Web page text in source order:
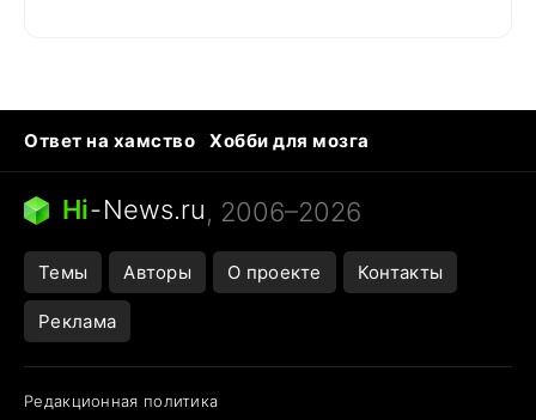
Ответ на хамство
Хобби для мозга
Бензин 100 и 95
Тунцы в океанариуме
Следующая пандемия
Hi-News.ru, 2006–2026
Темы Авторы О проекте Контакты
Реклама
Редакционная политика